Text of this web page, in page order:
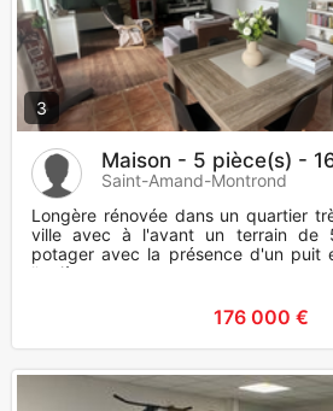
3
Maison - 5 pièce(s) -
Saint-Amand-Montrond
Longère rénovée dans un quartier
ville avec à l'avant un terrain de
potager avec la présence d'un puit
l'arrière p
176 000 €